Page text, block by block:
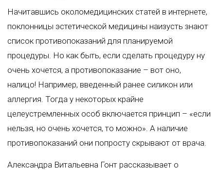
Начитавшись околомедицинских статей в интернете,
поклонницы эстетической медицины наизусть знают
список противопоказаний для планируемой
процедуры. Но как быть, если сделать процедуру ну
очень хочется, а противопоказание – вот оно,
налицо! Например, введенный ранее силикон или
аллергия. Тогда у некоторых крайне
целеустремленных особ включается принцип – «если
нельзя, но очень хочется, то можно». А наличие
противопоказаний они попросту скрывают от врача.
Александра Витальевна Гонт рассказывает о